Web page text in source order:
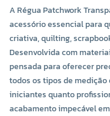
A Régua Patchwork
acessório essencial para
criativa, quilting,
Desenvolvida com
pensada para oferecer
todos os tipos de
iniciantes quanto
acabamento impecável